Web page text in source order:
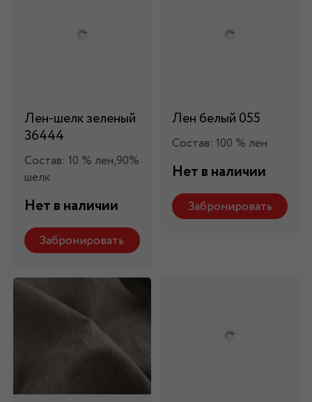
Лен-шелк зеленый
36444
Состав: 10 % лен,90%
шелк
Нет в наличии
Забронировать
Лен белый 055
Состав: 100 % лен
Нет в наличии
Забронировать